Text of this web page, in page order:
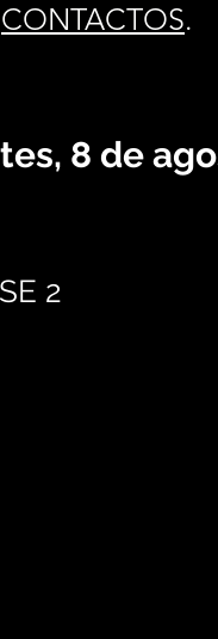
CONTACTOS.
8 de
2